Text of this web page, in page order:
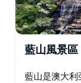
藍山風景區
藍山是澳大